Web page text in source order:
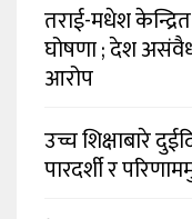
तराई-मधेश केन्द्रित
घोषणा ; देश
आरोप
उच्च शिक्षाबारे
पारदर्शी र